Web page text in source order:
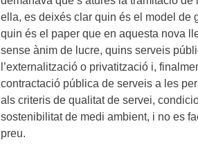
ella, es deixés clar quin és el model de
quin és el paper que en aquesta nova
sense ànim de lucre, quins serveis
l’externalització o privatització i,
contractació pública de serveis a les
als criteris de qualitat de servei,
sostenibilitat de medi ambient, i no es
preu.